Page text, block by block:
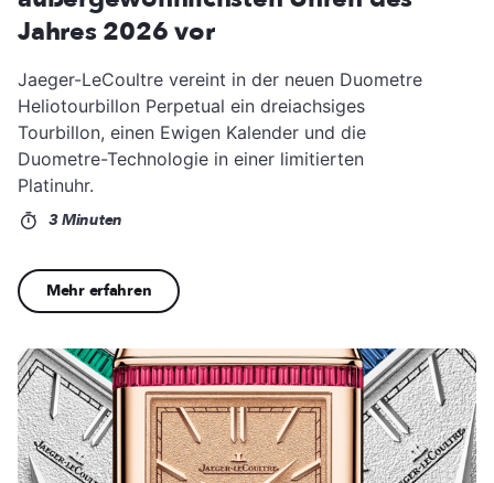
Jahres 2026 vor
Jaeger-LeCoultre vereint in der neuen Duometre
Heliotourbillon Perpetual ein dreiachsiges
Tourbillon, einen Ewigen Kalender und die
Duometre-Technologie in einer limitierten
Platinuhr.
3 Minuten
Mehr erfahren